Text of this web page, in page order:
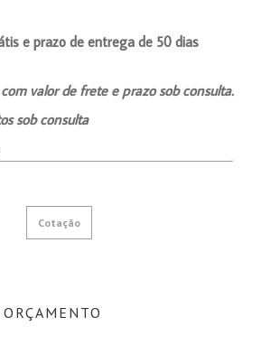
e prazo de entrega de 50 dias
valor de frete e prazo sob consulta.
sob consulta
Cotação